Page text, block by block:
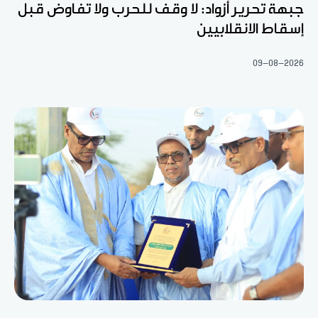
جبهة تحرير أزواد: لا وقف للحرب ولا تفاوض قبل
إسقاط الانقلابيين
09-08-2026